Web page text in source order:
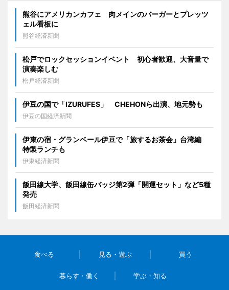
熊谷にアメリカンカフェ 肉メインのバーガーとプレッツ
ェル看板に
熊谷経済新聞
松戸でロックセッションイベント 初心者歓迎、大音量で
演奏楽しむ
松戸経済新聞
伊豆の国で「IZURUFES」 CHEHONら出演、地元勢も
伊豆の国経済新聞
伊東の宿・グランベール伊豆で「旅するお茶会」台湾編
特製ランチも
伊東経済新聞
飯田線大学、飯田線缶バッジ第2弾「開運セット」など5種
発売
飯田経済新聞
食べる 見る・遊ぶ 買う
暮らす・働く 学ぶ・知る